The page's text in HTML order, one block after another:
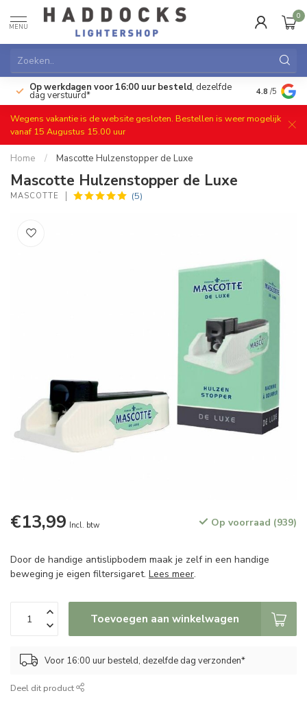
MENU
0
Op werkdagen voor 16:00 uur besteld, dezelfde
dag verstuurd* Gratis
4.8 /5
Wegens vakantie is de website gesloten. Bestellen is weer mogelijk
vanaf 15 Augustus 15.00 uur
Home / Mascotte Hulzenstopper de Luxe
Mascotte Hulzenstopper de Luxe
MASCOTTE (5)
€13,99 Incl. btw Op voorraad (939)
Door de handige antislipbodem maak je zelf in een handige
beweging je eigen filtersigaret. Lees meer.
Toevoegen aan winkelwagen
Voor 16:00 uur besteld, dezelfde dag verzonden*
Deel dit product